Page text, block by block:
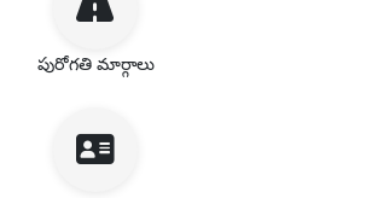
పురోగతి మార్గాలు